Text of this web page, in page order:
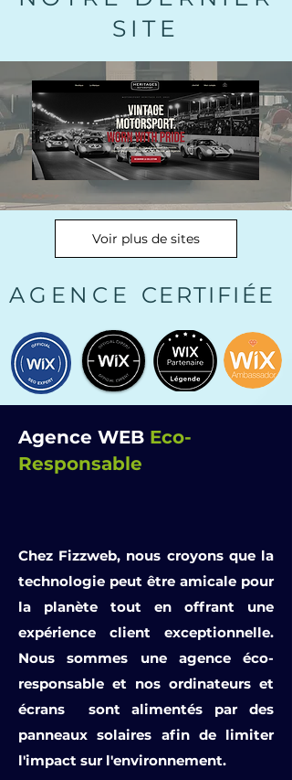
SITE
Voir plus de sites
AGENCE CERTIFIÉE
Agence WEB Eco-
Responsable
Chez Fizzweb, nous croyons que la
technologie peut être amicale pour
la planète tout en offrant une
expérience client exceptionnelle.
Nous sommes une agence éco-
responsable et nos ordinateurs et
écrans sont alimentés par des
panneaux solaires afin de limiter
l'impact sur l'environnement.